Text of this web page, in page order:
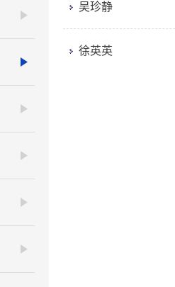
吴珍静
徐英英